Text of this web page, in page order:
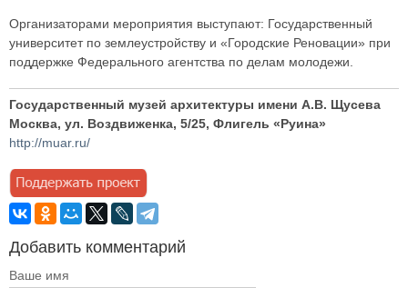
Организаторами мероприятия выступают: Государственный
университет по землеустройству и «Городские Реновации» при
поддержке Федерального агентства по делам молодежи.
Государственный музей архитектуры имени А.В. Щусева
Москва, ул. Воздвиженка, 5/25, Флигель «Руина»
http://muar.ru/
Добавить комментарий
Ваше имя